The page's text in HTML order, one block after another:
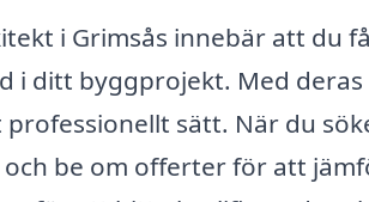
i Grimsås innebär att du
i ditt byggprojekt. Med
sätt. När du
be om offerter för att